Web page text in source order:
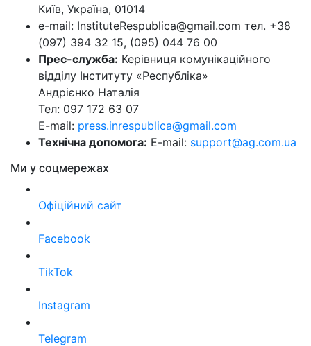
Київ, Україна, 01014
e-mail: InstituteRespublica@gmail.com тел. +38
(097) 394 32 15, (095) 044 76 00
Прес-служба: Керівниця комунікаційного
відділу Інституту «Республіка»
Андрієнко Наталія
Тел: 097 172 63 07
E-mail: press.inrespublica@gmail.com
Технічна допомога: E-mail: support@ag.com.ua
Ми у соцмережах
Офіційний сайт
Facebook
TikTok
Instagram
Telegram